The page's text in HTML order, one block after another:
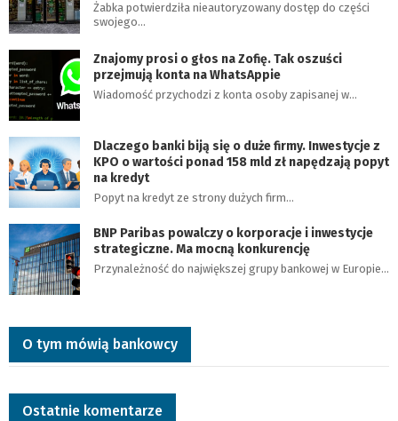
Żabka potwierdziła nieautoryzowany dostęp do części
swojego…
Znajomy prosi o głos na Zofię. Tak oszuści
przejmują konta na WhatsAppie
Wiadomość przychodzi z konta osoby zapisanej w…
Dlaczego banki biją się o duże firmy. Inwestycje z
KPO o wartości ponad 158 mld zł napędzają popyt
na kredyt
Popyt na kredyt ze strony dużych firm…
BNP Paribas powalczy o korporacje i inwestycje
strategiczne. Ma mocną konkurencję
Przynależność do największej grupy bankowej w Europie…
O tym mówią bankowcy
Ostatnie komentarze